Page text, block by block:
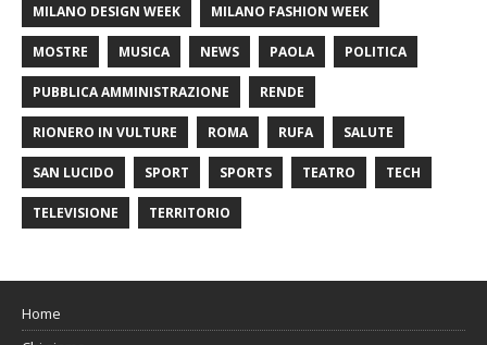
MILANO DESIGN WEEK MILANO FASHION WEEK
MOSTRE MUSICA NEWS PAOLA POLITICA
PUBBLICA AMMINISTRAZIONE RENDE
RIONERO IN VULTURE ROMA RUFA SALUTE
SAN LUCIDO SPORT SPORTS TEATRO TECH
TELEVISIONE TERRITORIO
Home